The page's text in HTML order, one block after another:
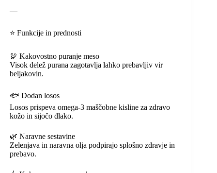
—
⭐ Funkcije in prednosti
🦃 Kakovostno puranje meso
Visok delež purana zagotavlja lahko prebavljiv vir
beljakovin.
🐟 Dodan losos
Losos prispeva omega-3 maščobne kisline za zdravo
kožo in sijočo dlako.
🌿 Naravne sestavine
Zelenjava in naravna olja podpirajo splošno zdravje in
prebavo.